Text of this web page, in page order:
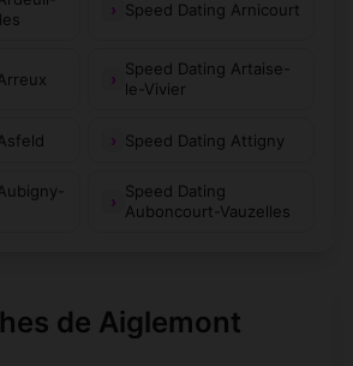
Speed Dating Arnicourt
Speed Dating Artaise-
le-Vivier
Speed Dating Attigny
Speed Dating
Auboncourt-Vauzelles
de Aiglemont